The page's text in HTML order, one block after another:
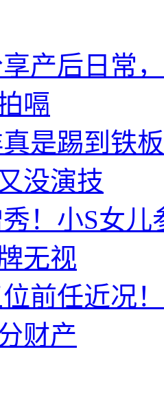
产后日常
嗝
是踢到铁
没演技
！小S女
无视
前任近况
财产